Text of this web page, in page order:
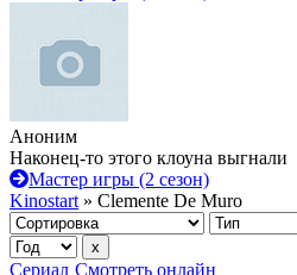
Аноним
Наконец-то этого клоуна выгнали
Мастер игры (2 сезон)
Kinostart » Clemente De Muro
Сериал Смотреть онлайн